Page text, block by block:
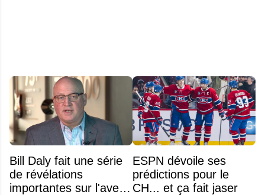
Bill Daly fait une série
de révélations
importantes sur l'avenir
ESPN dévoile ses
prédictions pour le
CH... et ça fait jaser